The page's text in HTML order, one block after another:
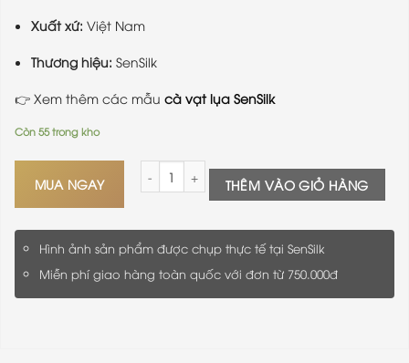
Xuất xứ: Việt Nam
Thương hiệu: SenSilk
👉 Xem thêm các mẫu cà vạt lụa SenSilk
Còn 55 trong kho
MUA NGAY
Cà Vạt Lụa SenSilk – Thanh Lịch & Chuẩn Mực
THÊM VÀO GIỎ HÀNG
Hình ảnh sản phẩm được chụp thực tế tại SenSilk
Miễn phí giao hàng toàn quốc với đơn từ 750.000đ